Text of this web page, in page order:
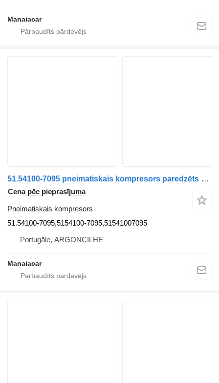
Manaiacar
51.54100-7095 pneimatiskais kompresors paredzēts MAN TGA | 00 kravas automašīnas
Cena pēc pieprasījuma
Pneimatiskais kompresors
51.54100-7095,5154100-7095,51541007095
Portugāle, ARGONCILHE
Manaiacar